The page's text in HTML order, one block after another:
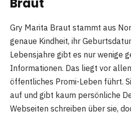
Braut
Gry Marita Braut stammt aus
genaue Kindheit, ihr
Lebensjahre gibt es nur wenige
Informationen. Das liegt vor
öffentliches Promi-Leben führt.
auf und gibt kaum persönliche
Webseiten schreiben über sie,